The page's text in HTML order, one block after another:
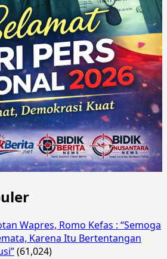
Wapres, Romo Kefas : “Semoga
Karena Itu Bertentangan
(61,024)